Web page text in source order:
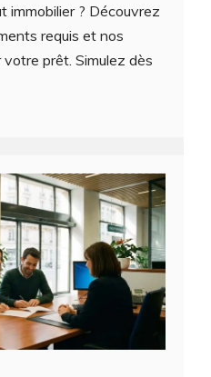
immobilier ? Découvrez
requis et nos
prêt. Simulez dès